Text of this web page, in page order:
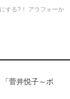
する?！ アラフォーか
菅井悦子～ボ